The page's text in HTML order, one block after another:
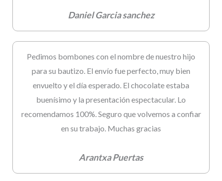
Daniel Garcia sanchez
Pedimos bombones con el nombre de nuestro hijo
para su bautizo. El envío fue perfecto, muy bien
envuelto y el día esperado. El chocolate estaba
buenísimo y la presentación espectacular. Lo
recomendamos 100%. Seguro que volvemos a confiar
en su trabajo. Muchas gracias
Arantxa Puertas